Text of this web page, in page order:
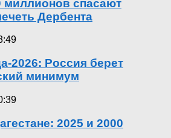
миллионов спасают
Дербента
2026: Россия берет
минимум
2025 и 2000